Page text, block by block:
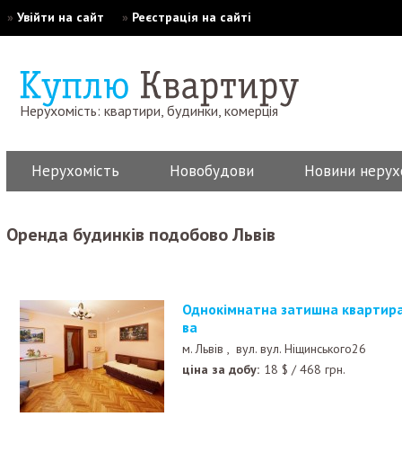
» Увійти на сайт » Реєстрація на сайті
Нерухомість: квартири, будинки, комерція
Нерухомість Новобудови Новини
Оренда будинків подобово Львів
Однокімнатна затишна квартира в центрі міста Льво
ва
м. Львів , вул. вул. Ніщинського26
ціна за добу: 18 $ /468 грн.